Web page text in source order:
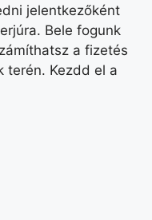
jelentkezőként
Bele fogunk
a fizetés
terén. Kezdd el a